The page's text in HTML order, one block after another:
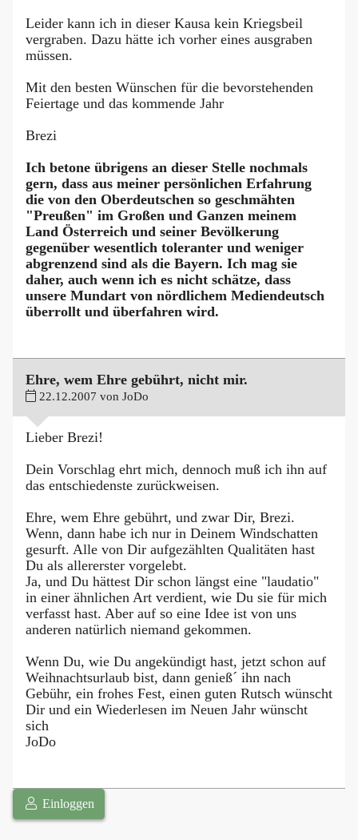
Leider kann ich in dieser Kausa kein Kriegsbeil
vergraben. Dazu hätte ich vorher eines ausgraben
müssen.
Mit den besten Wünschen für die bevorstehenden
Feiertage und das kommende Jahr
Brezi
Ich betone übrigens an dieser Stelle nochmals
gern, dass aus meiner persönlichen Erfahrung
die von den Oberdeutschen so geschmähten
"Preußen" im Großen und Ganzen meinem
Land Österreich und seiner Bevölkerung
gegenüber wesentlich toleranter und weniger
abgrenzend sind als die Bayern. Ich mag sie
daher, auch wenn ich es nicht schätze, dass
unsere Mundart von nördlichem Mediendeutsch
überrollt und überfahren wird.
Ehre, wem Ehre gebührt, nicht mir.
22.12.2007 von JoDo
Lieber Brezi!
Dein Vorschlag ehrt mich, dennoch muß ich ihn auf
das entschiedenste zurückweisen.
Ehre, wem Ehre gebührt, und zwar Dir, Brezi.
Wenn, dann habe ich nur in Deinem Windschatten
gesurft. Alle von Dir aufgezählten Qualitäten hast
Du als allererster vorgelebt.
Ja, und Du hättest Dir schon längst eine "laudatio"
in einer ähnlichen Art verdient, wie Du sie für mich
verfasst hast. Aber auf so eine Idee ist von uns
anderen natürlich niemand gekommen.
Wenn Du, wie Du angekündigt hast, jetzt schon auf
Weihnachtsurlaub bist, dann genieß´ ihn nach
Gebühr, ein frohes Fest, einen guten Rutsch wünscht
Dir und ein Wiederlesen im Neuen Jahr wünscht
sich
JoDo
Einloggen